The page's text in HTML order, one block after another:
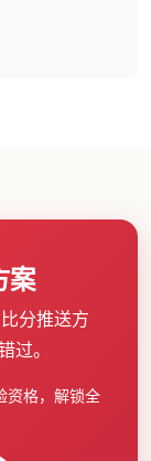
案
分推送方
过。
资格，解锁全